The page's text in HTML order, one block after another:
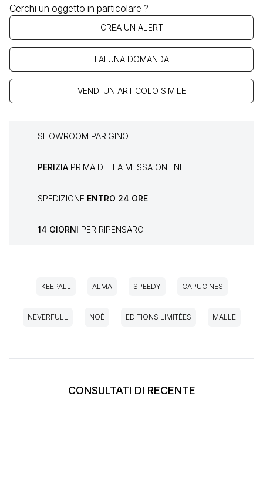
Cerchi un oggetto in particolare ?
CREA UN ALERT
FAI UNA DOMANDA
VENDI UN ARTICOLO SIMILE
SHOWROOM PARIGINO
PERIZIA PRIMA DELLA MESSA ONLINE
SPEDIZIONE ENTRO 24 ORE
14 GIORNI PER RIPENSARCI
KEEPALL ALMA SPEEDY CAPUCINES
NEVERFULL NOÉ EDITIONS LIMITÉES MALLE
CONSULTATI DI RECENTE